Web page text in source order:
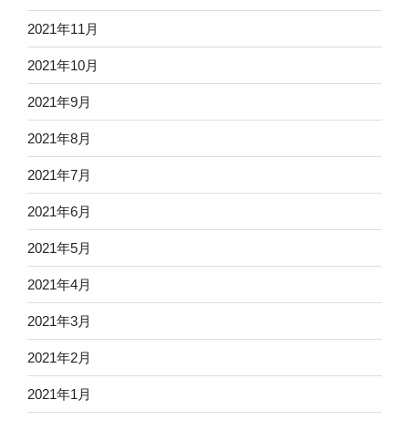
2021年11月
2021年10月
2021年9月
2021年8月
2021年7月
2021年6月
2021年5月
2021年4月
2021年3月
2021年2月
2021年1月